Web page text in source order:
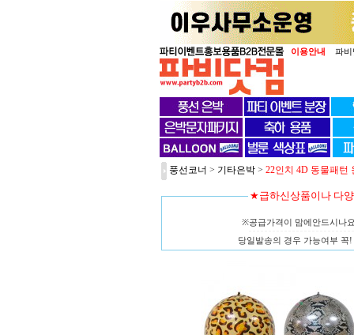
이용안내 파비
풍선코너 > 기타은박 > 22인치 4D 동물패턴
★급하신상품이나 다
※공급가격이 맘에안드시
당일발송의 경우 가능여부